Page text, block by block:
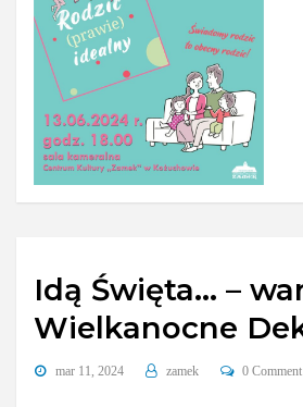
Idą Święta… –
Wielkanocne
mar 11, 2024 zamek 0 Comment